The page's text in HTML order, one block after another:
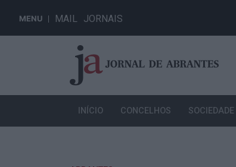
MENU MAIL JORNAIS
INÍCIO CONCELHOS SOCIEDADE